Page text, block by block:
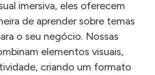
imersiva, eles oferecem
de aprender sobre temas
o seu negócio. Nossas
elementos visuais,
criando um formato